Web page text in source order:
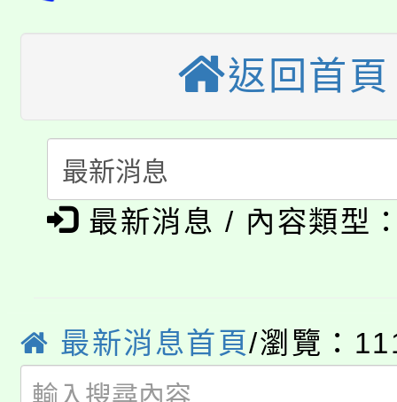
視費優惠，中低收入戶
半價優惠，詳情可洽有
者。
份教師增能研習
大溪自造教育及科技
份教師研習
會
115年食農教育專業人
程
「本色祭」8/29、30在
8/21下午1時於龍潭區
局官網。
8月14至27日，桃園電
開!
115年桃園市運動會8/
返回首頁
最新消息 / 內容類型
最新消息首頁/瀏覽：